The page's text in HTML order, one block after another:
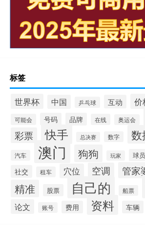
标签
世界杯 中国 乒乓球 互动 价
可能会 号码 品牌 在线 奥运会
彩票 快手 总决赛 数字 数
汽车 澳门 狗狗 玩家 球员
社交 租车 穴位 空调 管家
精准 股票 自己的 船票
论文 账号 费用 资料 车辆